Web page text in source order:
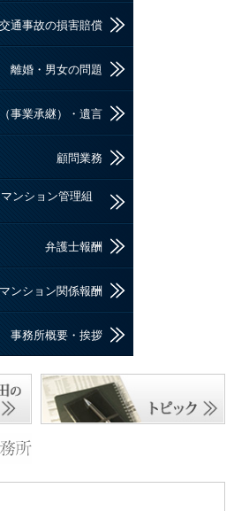
交通事故の損害賠償
離婚・男女の問題
事業承継）・遺言
顧問業務
ンション管理組
弁護士報酬
マンション関係報酬
事務所概要・挨拶